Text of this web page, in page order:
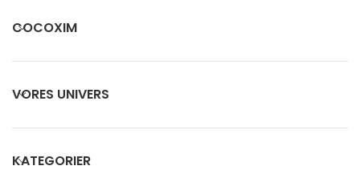
COCOXIM
VORES UNIVERS
KATEGORIER